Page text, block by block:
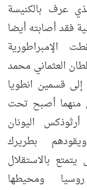
عرف بالكنيسة
فقد أصابته أيضا
الإمبراطورية
يد السلطان العثماني محمد
إلى قسمين انطويا
منهما أصبح تحت
اليونان
بطريرك
بالاستقلال
ومحيطها